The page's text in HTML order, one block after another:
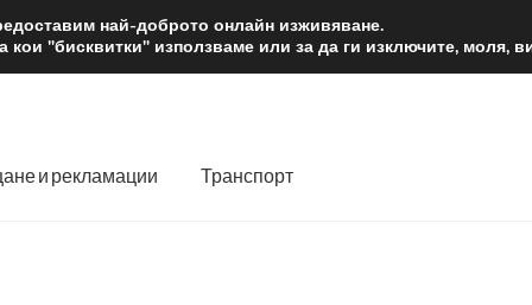
лв.
и рекламации Транспорт
най-доброто онлайн изживяване.
"бисквитки" използваме или за да ги изключите, моля,